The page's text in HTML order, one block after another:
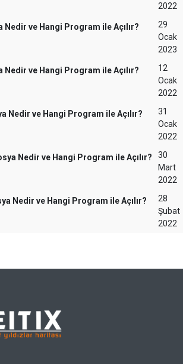
2022
Nedir ve Hangi Program ile Açılır?
29
Ocak
2023
Nedir ve Hangi Program ile Açılır?
12
Ocak
2022
Nedir ve Hangi Program ile Açılır?
31
Ocak
2022
Nedir ve Hangi Program ile Açılır?
30
Mart
2022
Nedir ve Hangi Program ile Açılır?
28
Şubat
2022